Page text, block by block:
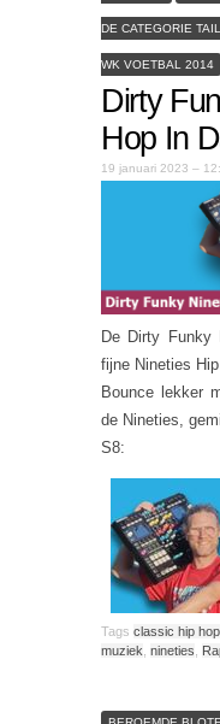
DE CATEGORIE
WK VOETBAL 2014
Dirty
Hop In
19 januari 2023 –
De Dirty
fijne Nineties
Bounce lekker
de Nineties,
S8:
Tags classic hip hop
muziek nineties